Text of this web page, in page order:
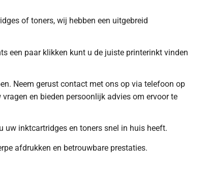
of toners, wij hebben een uitgebreid
een paar klikken kunt u de juiste printerinkt vinden
Neem gerust contact met ons op via telefoon op
en bieden persoonlijk advies om ervoor te
uw inktcartridges en toners snel in huis heeft.
afdrukken en betrouwbare prestaties.